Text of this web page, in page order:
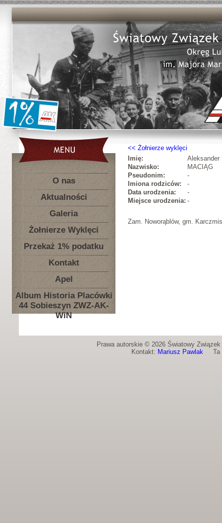
O nas
Aktualności
Galeria
Żołnierze Wyklęci
Przekaż 1% podatku
Kontakt
Apel
Album Historia Placówki
44 Sobieszyn ZWZ-AK-
WiN
Żołnierze wyklęci
Imię:
Aleksander
Nazwisko:
MACIĄG
Pseudonim:
-
Imiona rodziców:
-
Data urodzenia:
-
Miejsce urodzenia: -
Zam. Noworąblów, gm.
Prawa autorskie © 2026 Światowy
Kontakt: Mariusz PawlakTa